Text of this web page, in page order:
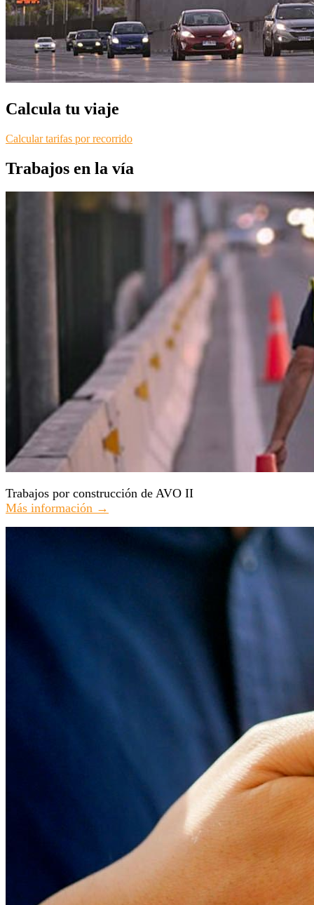
Calcula tu viaje
Calcular tarifas por recorrido
Trabajos en la vía
Trabajos por construcción de AVO II
Más información →